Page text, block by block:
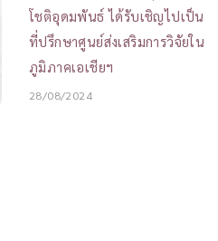
โชติอุดมพันธ์ ได้รับเชิญไปเป็น
ที่ปรึกษาศูนย์ส่งเสริมการวิจัยใน
ภูมิภาคเอเชียฯ
28/08/2024